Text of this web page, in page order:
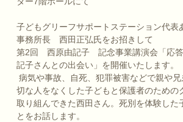
子どもグリーフサポートステーション代表
事務所長 西田正弘氏をお招きして
第2回 西原由記子 記念事業講演会「応
記子さんとの出会い」を開催いたします。
病気や事故、自死、犯罪被害などで親や
切な人をなくした子どもと保護者のための
取り組んできた西田さん。死別を体験した
とをお話します。